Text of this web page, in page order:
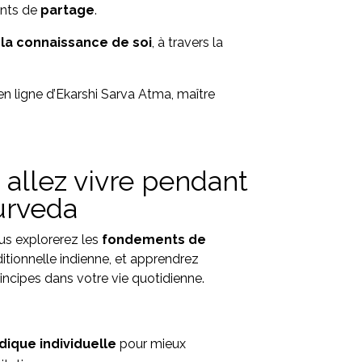
de partage.
connaissance de soi, à travers la
ligne d’Ekarshi Sarva Atma, maître
allez vivre pendant
explorerez les fondements de
indienne, et apprendrez
dans votre vie quotidienne.
individuelle pour mieux